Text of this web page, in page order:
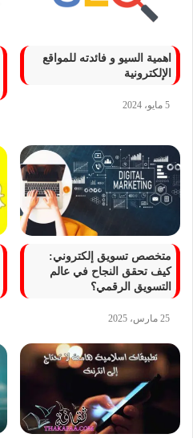
اهمية السيو و فائدته للمواقع
الإلكترونية
5 مايو، 2024
متخصص تسويق إلكتروني:
كيف تحقق النجاح في عالم
التسويق الرقمي؟
25 مارس، 2025